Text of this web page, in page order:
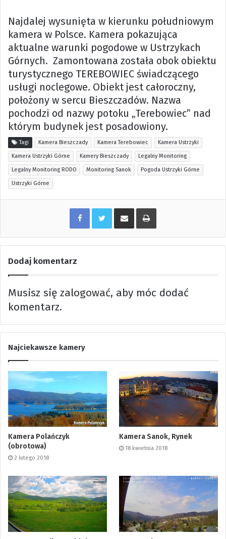
Najdalej wysunięta w kierunku południowym
kamera w Polsce. Kamera pokazująca
aktualne warunki pogodowe w Ustrzykach
Górnych. Zamontowana została obok obiektu
turystycznego TEREBOWIEC świadczącego
usługi noclegowe. Obiekt jest całoroczny,
położony w sercu Bieszczadów. Nazwa
pochodzi od nazwy potoku „Terebowiec” nad
którym budynek jest posadowiony.
Tagi Kamera Bieszczady Kamera Terebowiec Kamera Ustrzyki
Kamera Ustrzyki Górne Kamery Bieszczady Legalny Monitoring
Legalny Monitoring RODO Monitoring Sanok Pogoda Ustrzyki Górne
Ustrzyki Górne
Share via Email
Dodaj komentarz
Musisz się zalogować, aby móc dodać
komentarz.
Najciekawsze kamery
Kamera Polańczyk
(obrotowa)
2 lutego 2018
Kamera Sanok, Rynek
18 kwietnia 2018